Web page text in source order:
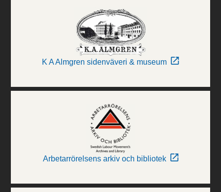
K A Almgren sidenväveri & museum
Arbetarrörelsens arkiv och bibliotek